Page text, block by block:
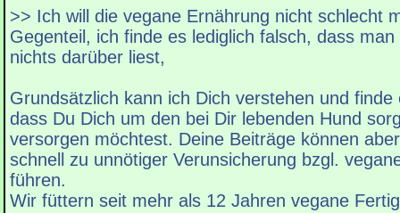
>> Ich will die vegane Ernährung nicht schlecht
Gegenteil, ich finde es lediglich falsch, dass
nichts darüber liest,
Grundsätzlich kann ich Dich verstehen und
dass Du Dich um den bei Dir lebenden Hund
versorgen möchtest. Deine Beiträge können
schnell zu unnötiger Verunsicherung bzgl.
führen.
Wir füttern seit mehr als 12 Jahren vegane